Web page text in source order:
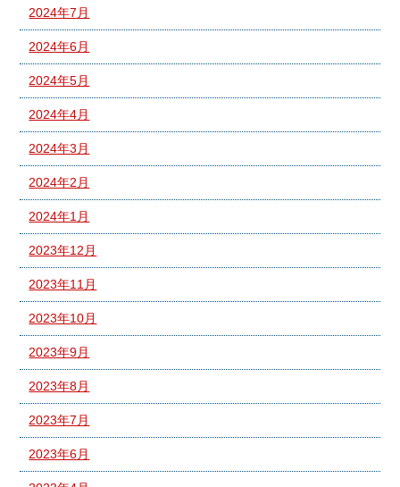
2024年7月
2024年6月
2024年5月
2024年4月
2024年3月
2024年2月
2024年1月
2023年12月
2023年11月
2023年10月
2023年9月
2023年8月
2023年7月
2023年6月